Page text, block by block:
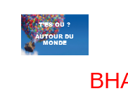
contenu